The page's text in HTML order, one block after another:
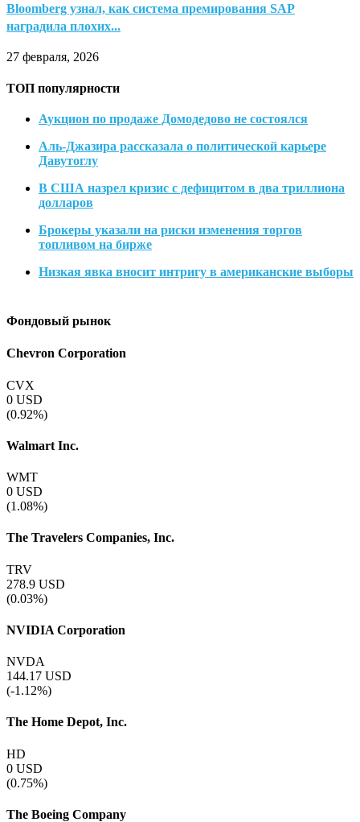
Bloomberg узнал, как система премирования SAP
наградила плохих...
27 февраля, 2026
ТОП популярности
Аукцион по продаже Домодедово не состоялся
Аль-Джазира рассказала о политической карьере
Давутоглу
В США назрел кризис с дефицитом в два триллиона
долларов
Брокеры указали на риски изменения торгов
топливом на бирже
Низкая явка вносит интригу в американские выборы
Фондовый рынок
Chevron Corporation
CVX
0 USD
(0.92%)
Walmart Inc.
WMT
0 USD
(1.08%)
The Travelers Companies, Inc.
TRV
278.9 USD
(0.03%)
NVIDIA Corporation
NVDA
144.17 USD
(-1.12%)
The Home Depot, Inc.
HD
0 USD
(0.75%)
The Boeing Company